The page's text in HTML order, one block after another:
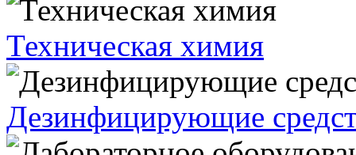
Техническая химия
Дезинфицирующие